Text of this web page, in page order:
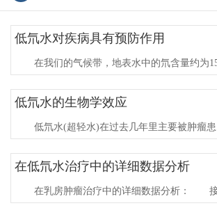
低氘水​对疾病具有预防作用
在我们的气候带，地表水中的氘含量约为
低氘水的生物学效应
低氘水(超轻水)在过去几年里主要被肿瘤患
在低氘水治疗中的详细数据分析
在乳房肿瘤治疗中的详细数据分析：